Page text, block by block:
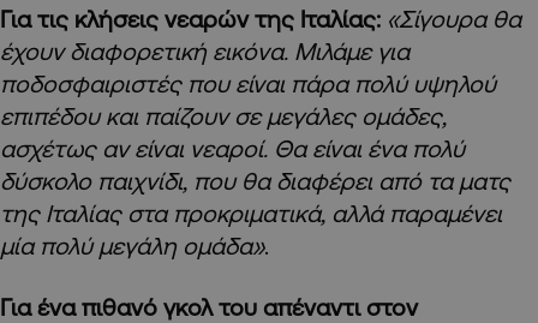
Για τις κλήσεις νεαρών της Ιταλίας: «Σίγουρα θα
έχουν διαφορετική εικόνα. Μιλάμε για
ποδοσφαιριστές που είναι πάρα πολύ υψηλού
επιπέδου και παίζουν σε μεγάλες ομάδες,
ασχέτως αν είναι νεαροί. Θα είναι ένα πολύ
δύσκολο παιχνίδι, που θα διαφέρει από τα ματς
της Ιταλίας στα προκριματικά, αλλά παραμένει
μία πολύ μεγάλη ομάδα».
Για ένα πιθανό γκολ του απέναντι στον